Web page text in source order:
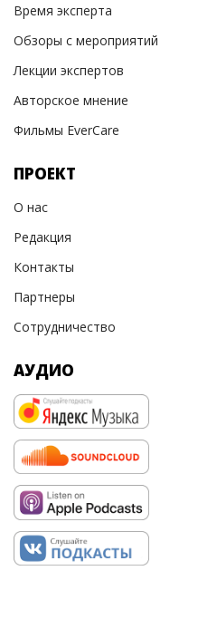
Время эксперта
Обзоры с мероприятий
Лекции экспертов
Авторское мнение
Фильмы EverCare
ПРОЕКТ
О нас
Редакция
Контакты
Партнеры
Сотрудничество
АУДИО